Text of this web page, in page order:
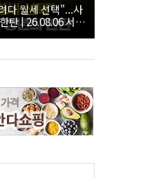
다 월세 선택"...사
탄 | 26.08.06 서울